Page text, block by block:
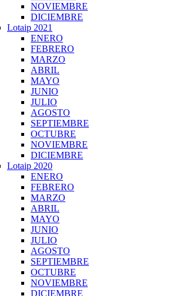
NOVIEMBRE
DICIEMBRE
Lotaip 2021
ENERO
FEBRERO
MARZO
ABRIL
MAYO
JUNIO
JULIO
AGOSTO
SEPTIEMBRE
OCTUBRE
NOVIEMBRE
DICIEMBRE
Lotaip 2020
ENERO
FEBRERO
MARZO
ABRIL
MAYO
JUNIO
JULIO
AGOSTO
SEPTIEMBRE
OCTUBRE
NOVIEMBRE
DICIEMBRE